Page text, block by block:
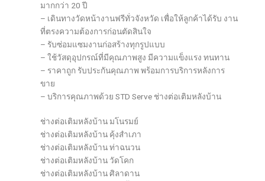
มากกว่า 20 ปี
– เดินทางวัดหน้างานฟรีทั่วจังหวัด เพื่อให้ลูกค้าได้รับ งาน
ที่ตรงความต้องการก่อนตัดสินใจ
– รับซ่อมแซมงานก่อสร้างทุกรูปแบบ
– ใช้วัสดุอุปกรณ์ที่มีคุณภาพสูง มีความแข็งแรง ทนทาน
– ราคาถูก รับประกันคุณภาพ พร้อมการบริการหลังการ
ขาย
– บริการคุณภาพด้วย STD Serve ช่างต่อเติมหลังบ้าน
ช่างต่อเติมหลังบ้าน มโนรมย์
ช่างต่อเติมหลังบ้าน คุ้งสำเภา
ช่างต่อเติมหลังบ้าน ท่าฉนวน
ช่างต่อเติมหลังบ้าน วัดโคก
ช่างต่อเติมหลังบ้าน ศิลาดาน